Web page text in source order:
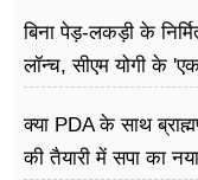
बिना पेड़-लकड़ी के
लॉन्च, सीएम योगी के
क्या PDA के साथ
की तैयारी में सपा का